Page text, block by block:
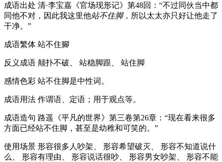
成语出处 清·李宝嘉《官场现形记》第48回：“不过同伙当中都
同他不对，因此我这里他站不住脚，所以太太亦只好让他走了
干净。”
成语繁体 站不住腳
反义成语 颠扑不破、 站稳脚跟、 站住脚
感情色彩 站不住脚是中性词。
成语用法 作谓语、定语；用于观点等。
成语造句 路遥《平凡的世界》第三卷第26章：“现在看来很多
方面已经站不住脚，甚至是幼稚和可笑的。”
使用场景 形容很多人吵架、 形容希望破灭、 形容不知道说什
么、 形容有理由、 形容说话很吵、 形容男女吵架、 形容不能